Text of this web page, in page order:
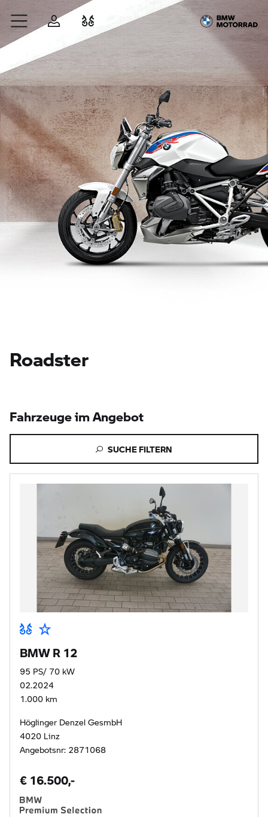
Zum Hauptinhalt springen
AnmeldenFahrzeugvergleich
Roadster
Fahrzeuge im Angebot
SUCHE FILTERN
BMW R 12
95 PS/ 70 kW
02.2024
1.000 km
Höglinger Denzel GesmbH
4020 Linz
Angebotsnr: 2871068
€ 16.500,-